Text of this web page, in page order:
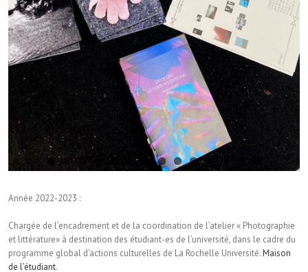
Année 2022-2023 :
Chargée de l’encadrement et de la coordination de l’atelier « Photographie
et littérature» à destination des étudiant-es de l’université, dans le cadre du
programme global d’actions culturelles de La Rochelle Université.Maison
de l’étudiant.